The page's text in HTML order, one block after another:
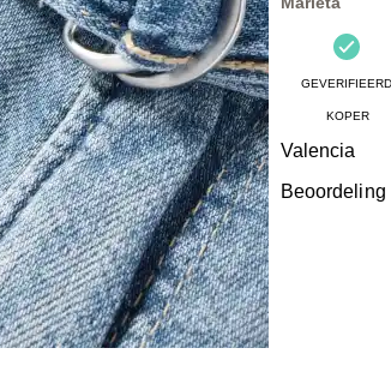
KOPER
Valencia
Beoordeling